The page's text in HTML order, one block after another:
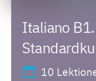
Italiano
10